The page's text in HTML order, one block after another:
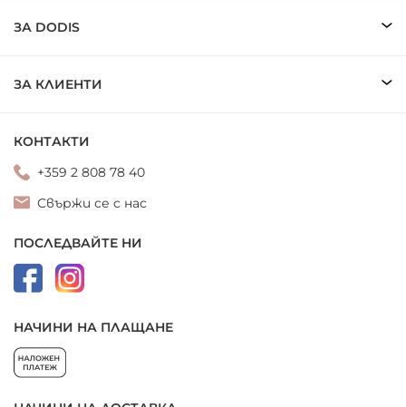
ЗА DODIS
ЗА КЛИЕНТИ
КОНТАКТИ
+359 2 808 78 40
Свържи се с нас
ПОСЛЕДВАЙТЕ НИ
НАЧИНИ НА ПЛАЩАНЕ